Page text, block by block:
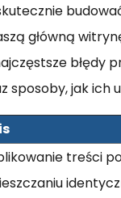
główną
błędy
sposoby, jak ich
treści